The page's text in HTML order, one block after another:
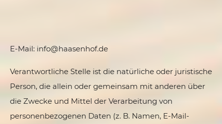
E-Mail: info@haasenhof.de
Verantwortliche Stelle ist die natürliche oder juristische
Person, die allein oder gemeinsam mit anderen über
die Zwecke und Mittel der Verarbeitung von
personenbezogenen Daten (z. B. Namen, E-Mail-